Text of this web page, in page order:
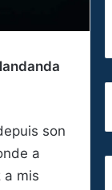
son
a
a mis